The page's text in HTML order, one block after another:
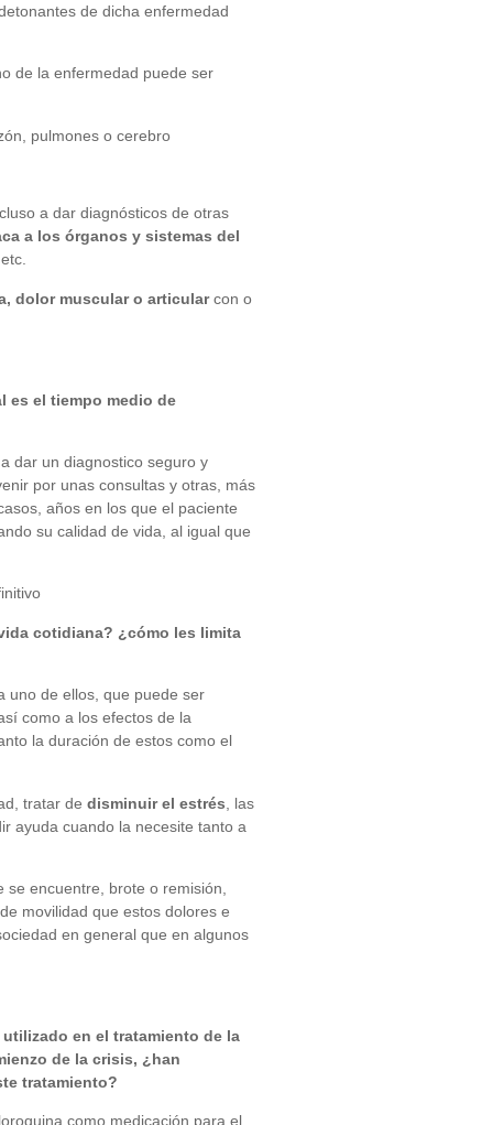
de dicha enfermedad
de la enfermedad puede ser
pulmones o cerebro
a dar diagnósticos de otras
a los órganos y sistemas del
dolor muscular o articularcon o
es el tiempo medio de
dar un diagnostico seguro y
por unas consultas y otras, más
años en los que el paciente
su calidad de vida, al igual que
cotidiana? ¿cómo les limita
uno de ellos, que puede ser
como a los efectos de la
la duración de estos como el
tratar de disminuir el estrés , las
ayuda cuando la necesite tanto a
encuentre, brote o remisión,
movilidad que estos dolores e
en general que en algunos
en el tratamiento de la
de la crisis, ¿han
tratamiento?
como medicación para el